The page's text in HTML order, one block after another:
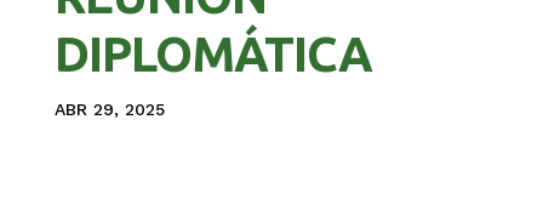
DIPLOMÁTICA
ABR 29, 2025